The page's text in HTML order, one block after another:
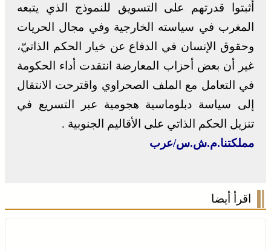
أثبتوا قدرتهم على التسويق للنموذج الذي يتبعه
المغرب في سياسته الخارجية وفي مجال الحريات
وحقوق الإنسان في الدفاع عن خيار الحكم الذاتيّ،
غير أن بعض أحزاب المعارضة انتقدت أداء الحكومة
في التعامل مع الملف الصحراوي واقترحت الانتقال
إلى سياسة دبلوماسية هجومية عبر التسريع في
تنزيل الحكم الذاتي على الأقاليم الجنوبية .
مملكتنا.م.ش.س/عرب
اقرأ أيضا